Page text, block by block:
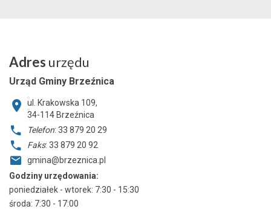
Adres urzędu
Urząd Gminy Brzeźnica
ul. Krakowska 109,
34-114 Brzeźnica
Telefon: 33 879 20 29
Faks: 33 879 20 92
gmina@brzeznica.pl
Godziny urzędowania:
poniedziałek - wtorek: 7:30 - 15:30
środa: 7:30 - 17:00